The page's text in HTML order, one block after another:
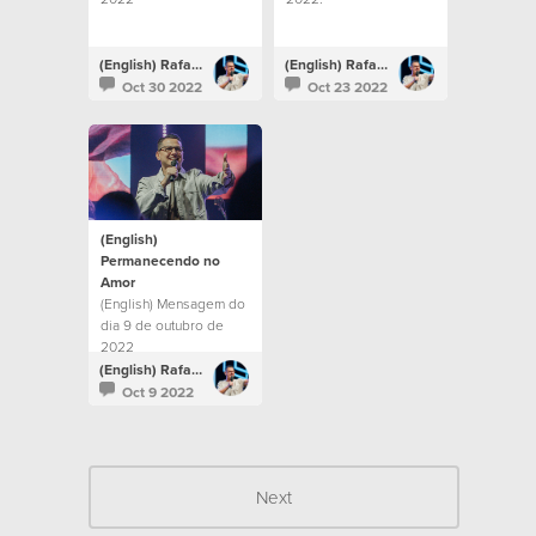
(English) Rafael Bitencourt
Oct 30 2022
(English) Rafael Bitencourt
Oct 23 2022
(English)
Permanecendo no
Amor
(English) Mensagem do
dia 9 de outubro de
2022
(English) Rafael Bitencourt
Oct 9 2022
Next